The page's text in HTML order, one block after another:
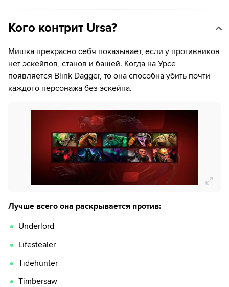
Кого контрит Ursa?
Мишка прекрасно себя показывает, если у противников
нет эскейпов, станов и башей. Когда на Урсе
появляется Blink Dagger, то она способна убить почти
каждого персонажа без эскейпа.
Лучше всего она раскрывается против:
Underlord
Lifestealer
Tidehunter
Timbersaw